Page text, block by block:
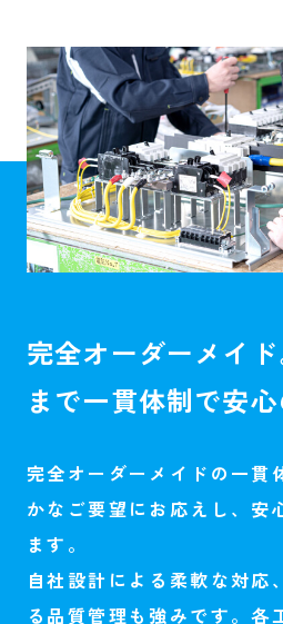
完全オーダーメイド
まで一貫体制で安心
完全オーダーメイドの一貫
かなご要望にお応えし、安
ます。
自社設計による柔軟な対応
る品質管理も強みです。各